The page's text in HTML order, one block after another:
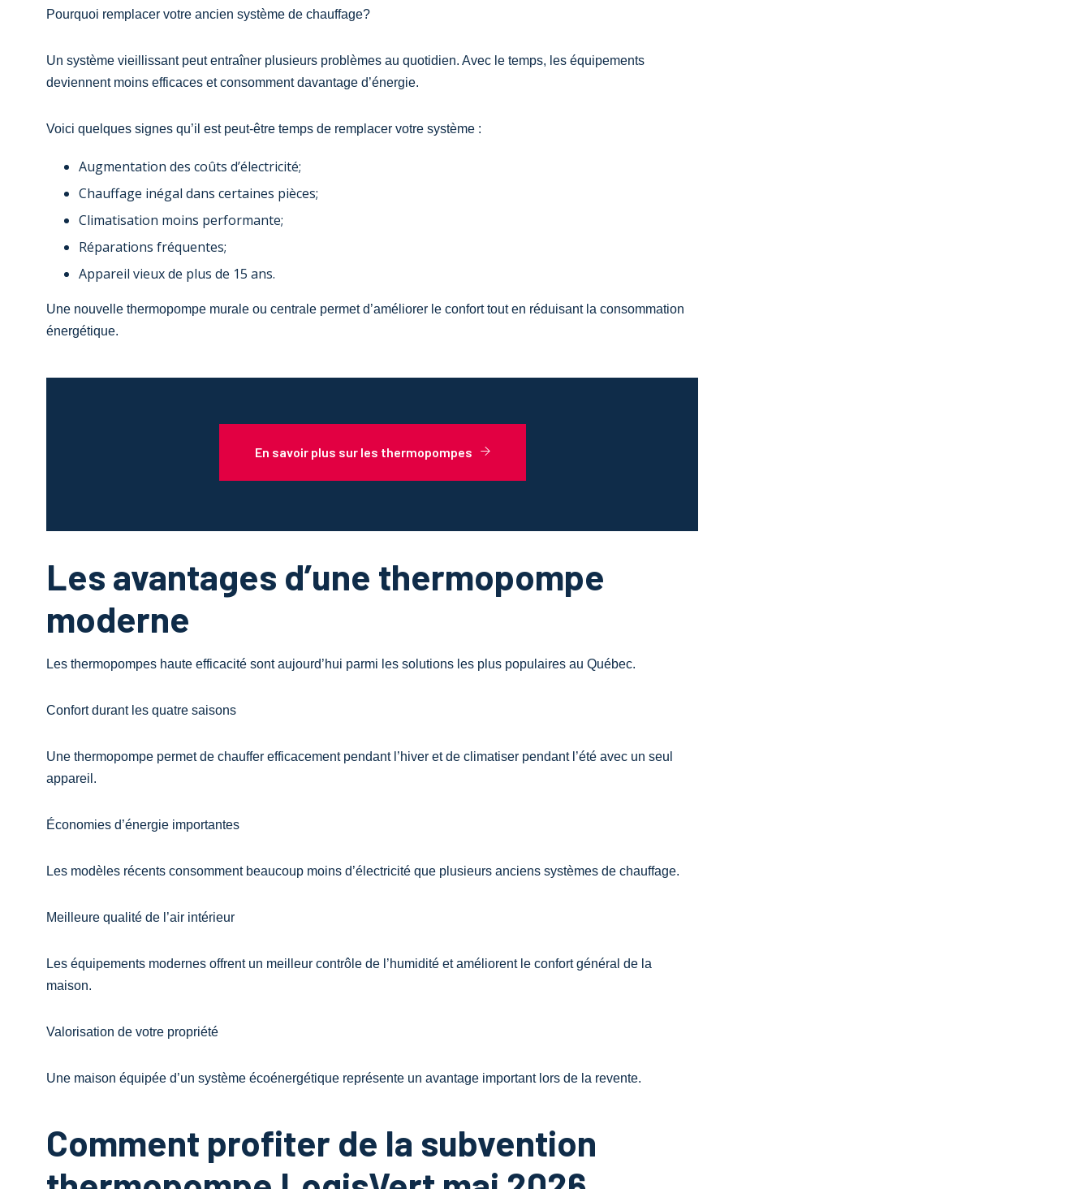
Pourquoi remplacer votre ancien système de chauffage?
Un système vieillissant peut entraîner plusieurs problèmes au quotidien. Avec le temps, les équipements
deviennent moins efficaces et consomment davantage d’énergie.
Voici quelques signes qu’il est peut-être temps de remplacer votre système :
Augmentation des coûts d’électricité;
Chauffage inégal dans certaines pièces;
Climatisation moins performante;
Réparations fréquentes;
Appareil vieux de plus de 15 ans.
Une nouvelle thermopompe murale ou centrale permet d’améliorer le confort tout en réduisant la consommation
énergétique.
En savoir plus sur les thermopompes
Les avantages d’une thermopompe
moderne
Les thermopompes haute efficacité sont aujourd’hui parmi les solutions les plus populaires au Québec.
Confort durant les quatre saisons
Une thermopompe permet de chauffer efficacement pendant l’hiver et de climatiser pendant l’été avec un seul
appareil.
Économies d’énergie importantes
Les modèles récents consomment beaucoup moins d’électricité que plusieurs anciens systèmes de chauffage.
Meilleure qualité de l’air intérieur
Les équipements modernes offrent un meilleur contrôle de l’humidité et améliorent le confort général de la
maison.
Valorisation de votre propriété
Une maison équipée d’un système écoénergétique représente un avantage important lors de la revente.
Comment profiter de la subvention